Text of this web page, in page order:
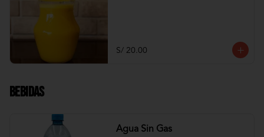
S/ 20.00
Bebidas
Agua Sin Gas